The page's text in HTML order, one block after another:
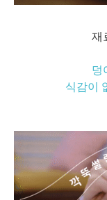
재
덩
식감이